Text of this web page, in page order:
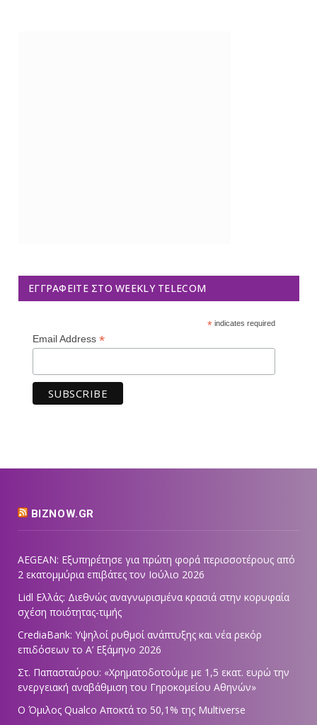
ΕΓΓΡΑΦΕΊΤΕ ΣΤΟ WEEKLY TELECOM
*indicates required
Email Address *
BIZNOW.GR
AEGEAN: Εξυπηρέτησε για πρώτη φορά περισσοτέρους από
2 εκατομμύρια επιβάτες τον Ιούλιο 2026
Lidl Ελλάς: Διεθνώς αναγνωρισμένα κρασιά στην κορυφαία
σχέση ποιότητας-τιμής
CrediaBank: Υψηλοί ρυθμοί ανάπτυξης και νέα ρεκόρ
επιδόσεων το Α’ Εξάμηνο 2026
Στ. Παπασταύρου: «Χρηματοδοτούμε με 1,5 εκατ. ευρώ την
ενεργειακή αναβάθμιση του Γηροκομείου Αθηνών»
Ο Όμιλος Qualco Αποκτά το 50,1% της Multiverse